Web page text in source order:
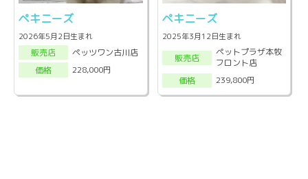
ペキニーズ
2026年5月2日生まれ
販売店
ペッツワン古川店
価格
228,000円
ペキニーズ
2025年3月12日生まれ
販売店
ペットプラザ本牧
フロント店
価格
239,800円